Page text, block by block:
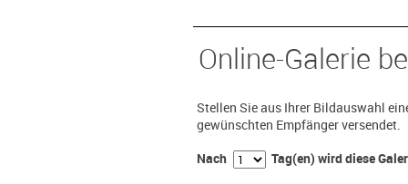
Online-Galerie
Stellen Sie aus Ihrer Bildauswahl
gewünschten Empfänger versendet.
Nach
Tag(en) wird diese